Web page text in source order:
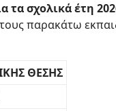
σχολικά έτη
παρακάτω
ΘΕΣΗΣ